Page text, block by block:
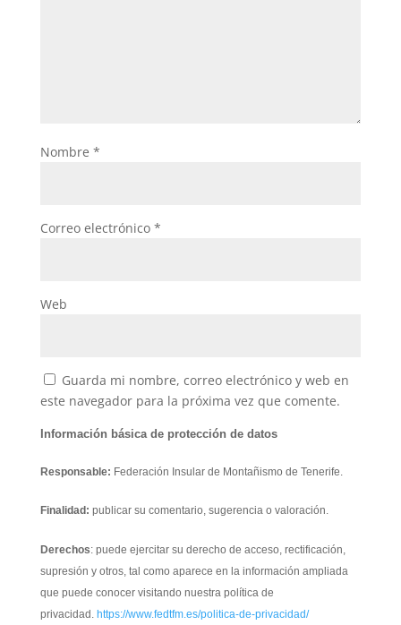
Nombre *
Correo electrónico *
Web
Guarda mi nombre, correo electrónico y web en
este navegador para la próxima vez que comente.
Información básica de protección de datos
Responsable: Federación Insular de Montañismo de Tenerife.
Finalidad: publicar su comentario, sugerencia o valoración.
Derechos: puede ejercitar su derecho de acceso, rectificación,
supresión y otros, tal como aparece en la información ampliada
que puede conocer visitando nuestra política de
privacidad. https://www.fedtfm.es/politica-de-privacidad/